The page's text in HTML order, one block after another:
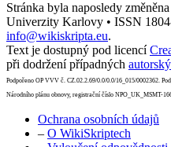
Stránka byla naposledy
Univerzity Karlovy • ISSN
info@wikiskripta.eu.
Text je dostupný pod licencí
při dodržení případných
Podpořeno OP VVV č. CZ.02.2.69/0.0/0.0/16_015/0002362.
Národního plánu obnovy, registrační číslo NPO_UK_MSMT-
Ochrana osobních údajů
– O WikiSkriptech